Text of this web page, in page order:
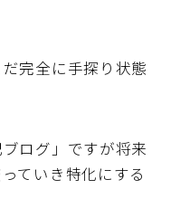
完全に手探り状態
ログ」ですが将来
ていき特化にする